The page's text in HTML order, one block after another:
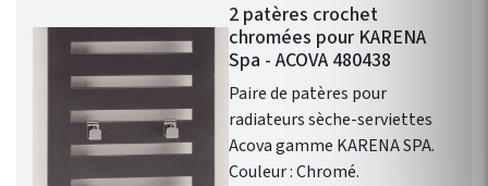
2 patères crochet
chromées pour KARENA
Spa - ACOVA 480438
Paire de patères pour
radiateurs sèche-serviettes
Acova gamme KARENA SPA.
Couleur : Chromé.